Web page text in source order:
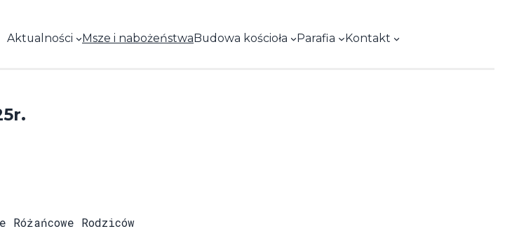
Aktualności Msze i nabożeństwa Budowa kościoła Parafia Kontakt
Rodziców